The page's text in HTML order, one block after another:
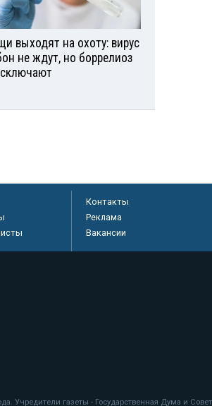
выходят на охоту: вирус
не ждут, но боррелиоз
Контакты
Реклама
Вакансии
Учредители газеты - Государственная Дума и